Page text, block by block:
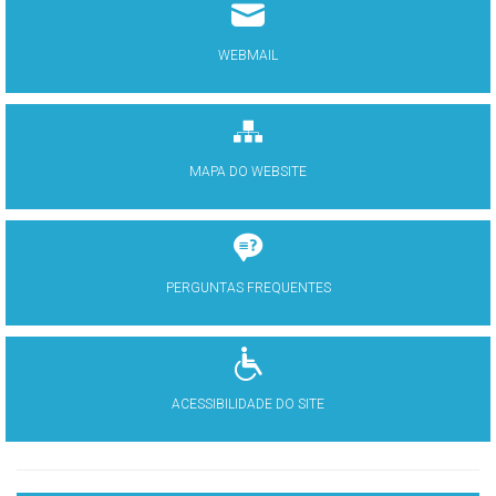
WEBMAIL
MAPA DO WEBSITE
PERGUNTAS FREQUENTES
ACESSIBILIDADE DO SITE